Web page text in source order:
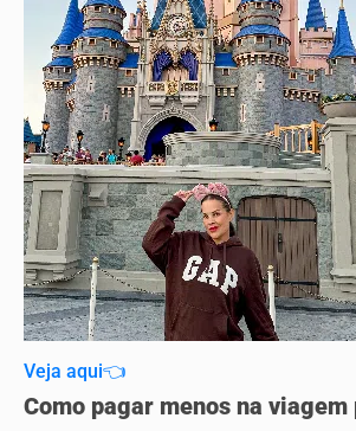
Veja aqui👈
Como pagar menos na viagem